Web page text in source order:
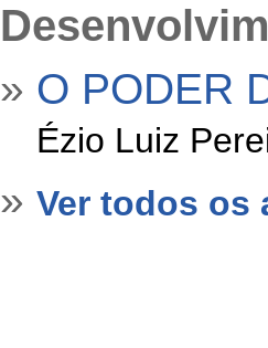
» O PODER
Ézio Luiz
» Ver todos os